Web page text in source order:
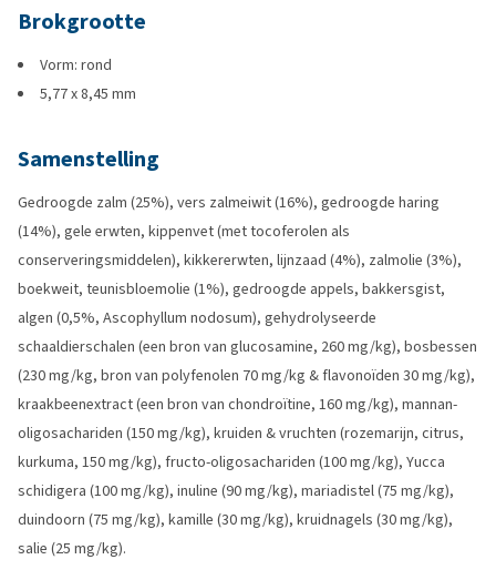
Brokgrootte
Vorm: rond
5,77 x 8,45 mm
Samenstelling
Gedroogde zalm (25%), vers zalmeiwit (16%), gedroogde haring
(14%), gele erwten, kippenvet (met tocoferolen als
conserveringsmiddelen), kikkererwten, lijnzaad (4%), zalmolie (3%),
boekweit, teunisbloemolie (1%), gedroogde appels, bakkersgist,
algen (0,5%, Ascophyllum nodosum), gehydrolyseerde
schaaldierschalen (een bron van glucosamine, 260 mg/kg), bosbessen
(230 mg/kg, bron van polyfenolen 70 mg/kg & flavonoïden 30 mg/kg),
kraakbeenextract (een bron van chondroïtine, 160 mg/kg), mannan-
oligosachariden (150 mg/kg), kruiden & vruchten (rozemarijn, citrus,
kurkuma, 150 mg/kg), fructo-oligosachariden (100 mg/kg), Yucca
schidigera (100 mg/kg), inuline (90 mg/kg), mariadistel (75 mg/kg),
duindoorn (75 mg/kg), kamille (30 mg/kg), kruidnagels (30 mg/kg),
salie (25 mg/kg).